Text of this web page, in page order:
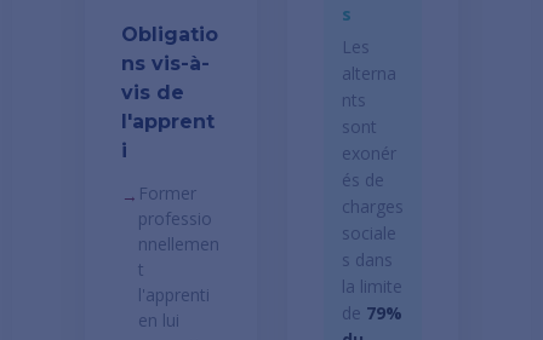
Obligatio
ns vis-à-
vis de
l'apprent
i
→ Former
professio
nnellemen
t
l'apprenti
en lui
s
Les
alterna
nts
sont
exonér
és de
charges
sociale
s dans
la limite
de 79%